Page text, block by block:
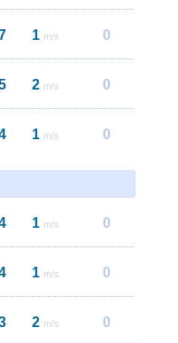
1 m/s 0
2 m/s 0
1 m/s 0
1 m/s 0
1 m/s 0
2 m/s 0